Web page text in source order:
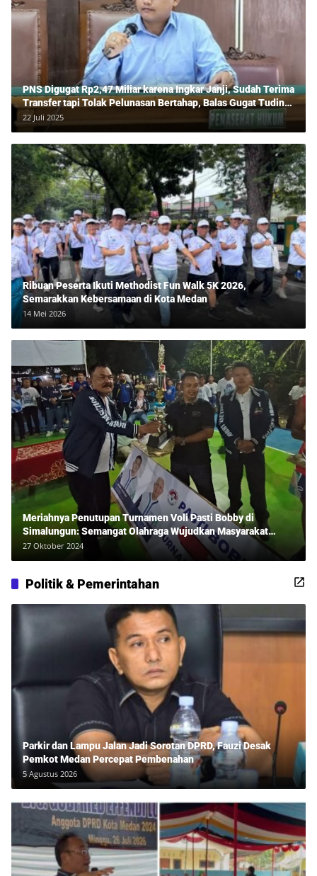
PNS Digugat Rp2,47 Miliar karena Ingkar Janji, Sudah Terima
Transfer tapi Tolak Pelunasan Bertahap, Balas Gugat Tuding
Lawan Tipu Rp850 Juta
22 Juli 2025
Ribuan Peserta Ikuti Methodist Fun Walk 5K 2026,
Semarakkan Kebersamaan di Kota Medan
14 Mei 2026
Meriahnya Penutupan Turnamen Voli Pasti Bobby di
Simalungun: Semangat Olahraga Wujudkan Masyarakat
Sehat Bersama Erwan Rozadi dan Ribuan Penonton!
27 Oktober 2024
Politik & Pemerintahan
Parkir dan Lampu Jalan Jadi Sorotan DPRD, Fauzi Desak
Pemkot Medan Percepat Pembenahan
5 Agustus 2026